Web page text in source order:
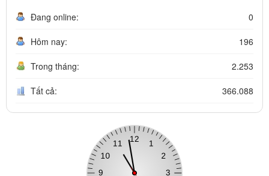
Đang online: 0
Hôm nay: 196
Trong tháng: 2.253
Tất cả: 366.088